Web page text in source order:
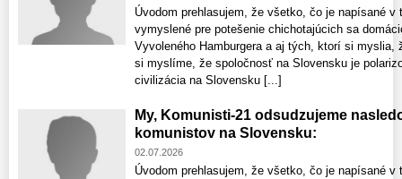
Úvodom prehlasujem, že všetko, čo je napísané
vymyslené pre potešenie chichotajúcich sa
Vyvoleného Hamburgera a aj tých, ktorí si
si myslíme, že spoločnosť na Slovensku je
civilizácia na Slovensku [...]
My, Komunisti-21 odsudzujeme
komunistov na Slovensku:
02.07.2026
Úvodom prehlasujem, že všetko, čo je napísané